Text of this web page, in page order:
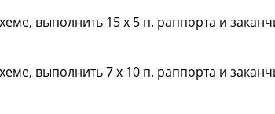
выполнить 15 х 5 п. раппорта и
выполнить 7 x 10 п. раппорта и